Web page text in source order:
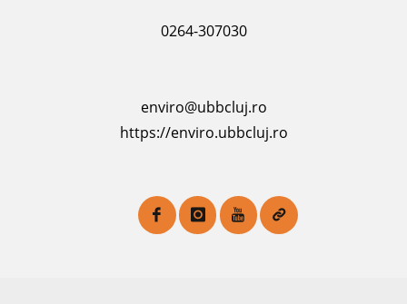
0264-307030
enviro@ubbcluj.ro
https://enviro.ubbcluj.ro